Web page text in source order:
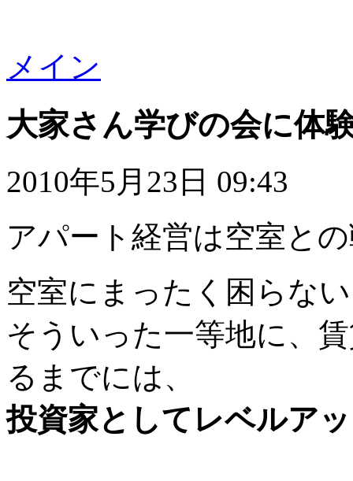
メイン
大家さん学びの会に体
2010年5月23日 09:43
アパート経営は空室と
空室にまったく困らな
そういった一等地に、
るまでには、
投資家としてレベルア